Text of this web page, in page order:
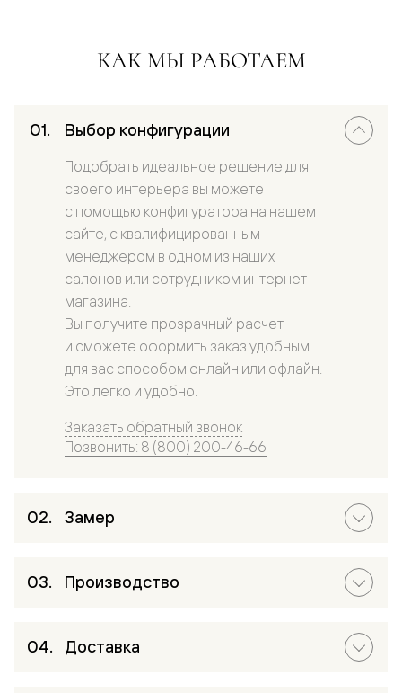
КАК МЫ РАБОТАЕМ
Выбор конфигурации
Подобрать идеальное решение для
своего интерьера вы можете
с помощью конфигуратора на нашем
сайте, с квалифицированным
менеджером в одном из наших
салонов или сотрудником интернет-
магазина.
Вы получите прозрачный расчет
и сможете оформить заказ удобным
для вас способом онлайн или офлайн.
Это легко и удобно.
Заказать обратный звонок
Позвонить: 8 (800) 200-46-66
Замер
Производство
Доставка